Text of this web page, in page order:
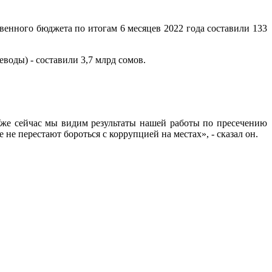
бюджета по итогам 6 месяцев 2022 года составили 133
- составили 3,7 млрд сомов.
сейчас мы видим результаты нашей работы по пресечению
перестают бороться с коррупцией на местах», - сказал он.